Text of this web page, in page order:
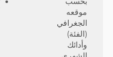
موقعه
الجغرافي
(الفئة)
وأدائك